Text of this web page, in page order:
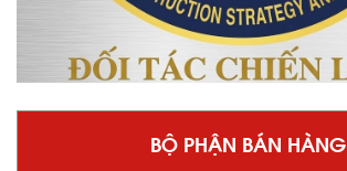
BỘ PHẬN BÁN HÀNG